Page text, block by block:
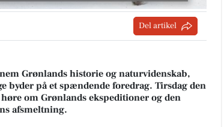
Del artikel
Grønlands historie og naturvidenskab,
byder på et spændende foredrag. Tirsdag den
om Grønlands ekspeditioner og den
afsmeltning.